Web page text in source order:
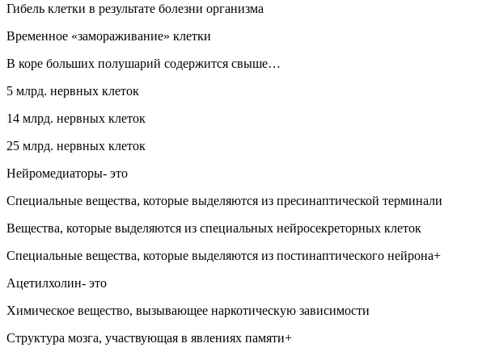
Гибель клетки в результате болезни организма
Временное «замораживание» клетки
В коре больших полушарий содержится свыше…
5 млрд. нервных клеток
14 млрд. нервных клеток
25 млрд. нервных клеток
Нейромедиаторы- это
Специальные вещества, которые выделяются из пресинаптической терминали
Вещества, которые выделяются из специальных нейросекреторных клеток
Специальные вещества, которые выделяются из постинаптического нейрона+
Ацетилхолин- это
Химическое вещество, вызывающее наркотическую зависимости
Структура мозга, участвующая в явлениях памяти+